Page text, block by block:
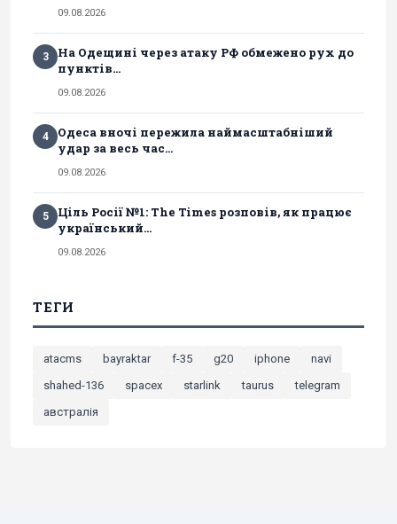
09.08.2026
3
На Одещині через атаку РФ обмежено рух до
пунктів...
09.08.2026
4
Одеса вночі пережила наймасштабніший
удар за весь час...
09.08.2026
5
Ціль Росії №1: The Times розповів, як працює
український...
09.08.2026
ТЕГИ
atacms bayraktar f-35 g20 iphone
navi
shahed-136
spacex starlink taurus
telegram
австралія